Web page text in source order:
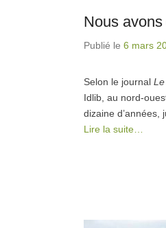
Nous
Publié le 6 mars
Selon le journal
Idlib, au nord-
dizaine d’années,
Lire la suite…